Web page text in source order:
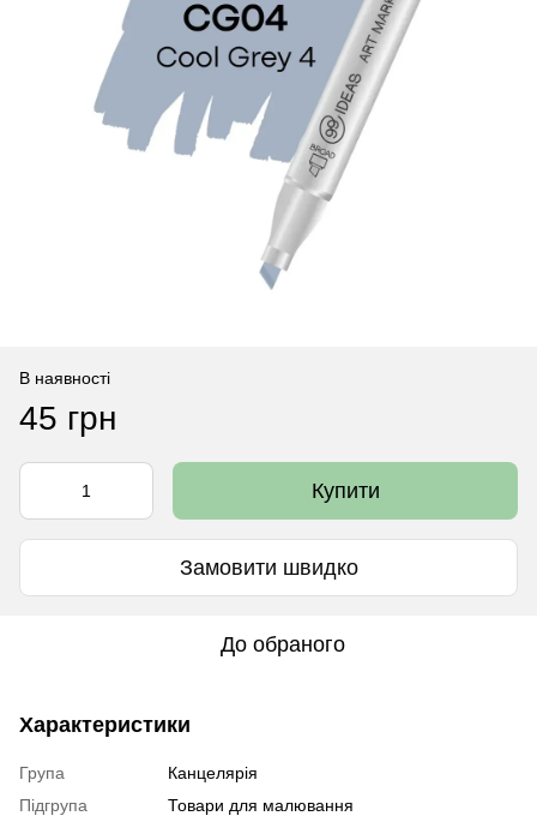
В наявності
45 грн
Купити
Замовити швидко
До обраного
Характеристики
Група
Канцелярія
Підгрупа
Товари для малювання